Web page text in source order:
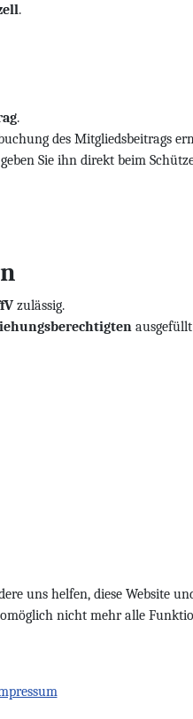
.
.
des Mitgliedsbeitrags
Sie ihn direkt beim
zulässig.
uns helfen, diese Website
nicht mehr alle